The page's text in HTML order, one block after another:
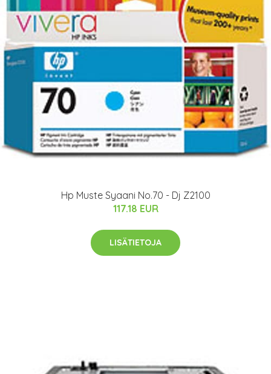
Hp Muste Syaani No.70 - Dj Z2100
117.18 EUR
LISÄTIETOJA